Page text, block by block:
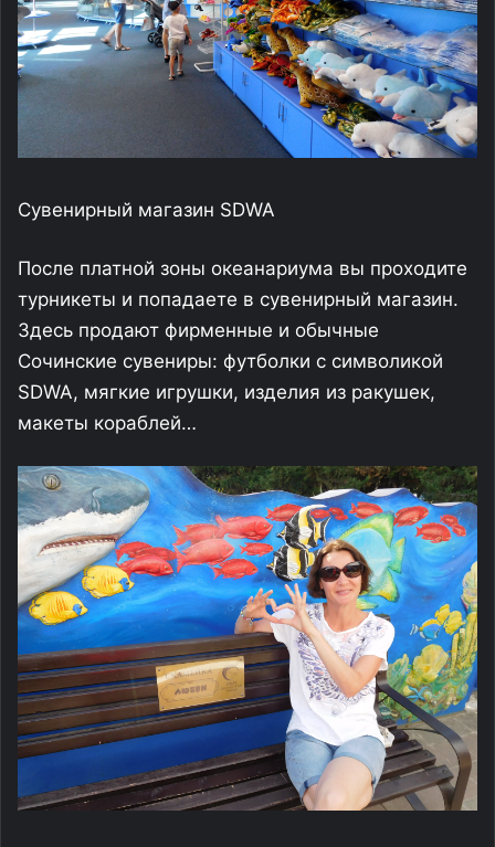
Сувенирный магазин SDWA
После платной зоны океанариума вы проходите
турникеты и попадаете в сувенирный магазин.
Здесь продают фирменные и обычные
Сочинские сувениры: футболки с символикой
SDWA, мягкие игрушки, изделия из ракушек,
макеты кораблей…